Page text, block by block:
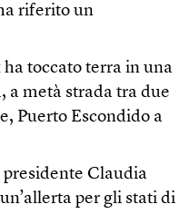
riferito un
toccato terra in una
a metà strada tra due
Puerto Escondido a
Claudia
per gli stati di